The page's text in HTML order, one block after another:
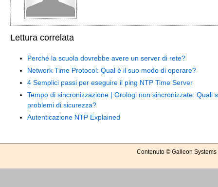
Lettura correlata
Perché la scuola dovrebbe avere un server di rete?
Network Time Protocol: Qual è il suo modo di operare?
4 Semplici passi per eseguire il ping NTP Time Server
Tempo di sincronizzazione | Orologi non sincronizzate: Quali
problemi di sicurezza?
Autenticazione NTP Explained
Contenuto © Galleon Systems